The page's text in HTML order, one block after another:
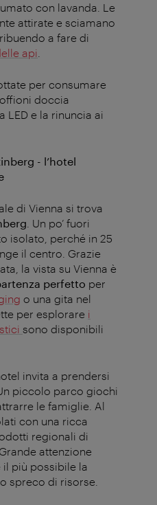
con lavanda. Le
attirate e sciamano
a fare di
api
per consumare
doccia
LED e la rinuncia ai
- l’hotel
di Vienna si trova
. Un po’ fuori
isolato, perché in 25
il centro. Grazie
la vista su Vienna è
perfetto per
o una gita nel
per esplorare i
sono disponibili
invita a prendersi
piccolo parco giochi
le famiglie. Al
con una ricca
regionali di
attenzione
il più possibile la
spreco di risorse.